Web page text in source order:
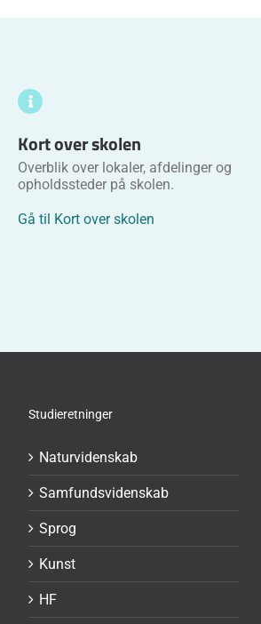
Kort over skolen
Overblik over lokaler, afdelinger og
opholdssteder på skolen.
Gå til Kort over skolen
Studieretninger
Naturvidenskab
Samfundsvidenskab
Sprog
Kunst
HF